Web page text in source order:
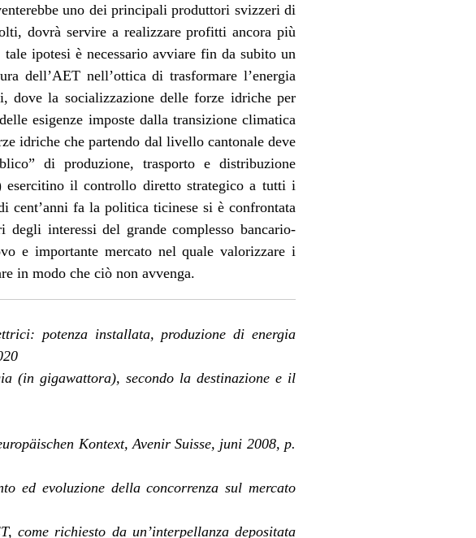
uno dei principali produttori svizzeri di
dovrà servire a realizzare profitti ancora più
ipotesi è necessario avviare fin da subito un
dell’AET nell’ottica di trasformare l’energia
dove la socializzazione delle forze idriche per
esigenze imposte dalla transizione climatica
idriche che partendo dal livello cantonale deve
di produzione, trasporto e distribuzione
il controllo diretto strategico a tutti i
cent’anni fa la politica ticinese si è confrontata
interessi del grande complesso bancario-
e importante mercato nel quale valorizzare i
in modo che ciò non avvenga.
potenza installata, produzione di energia
(in gigawattora), secondo la destinazione e il
­Kontext, Avenir Suisse, juni 2008, p.
ed evoluzione della concorrenza sul mercato
come richiesto da un’interpellanza depositata